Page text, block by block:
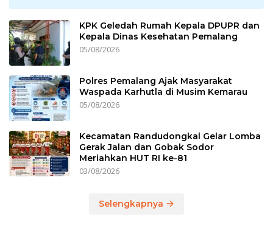
KPK Geledah Rumah Kepala DPUPR dan
Kepala Dinas Kesehatan Pemalang
05/08/2026
Polres Pemalang Ajak Masyarakat
Waspada Karhutla di Musim Kemarau
05/08/2026
Kecamatan Randudongkal Gelar Lomba
Gerak Jalan dan Gobak Sodor
Meriahkan HUT RI ke-81
03/08/2026
Selengkapnya